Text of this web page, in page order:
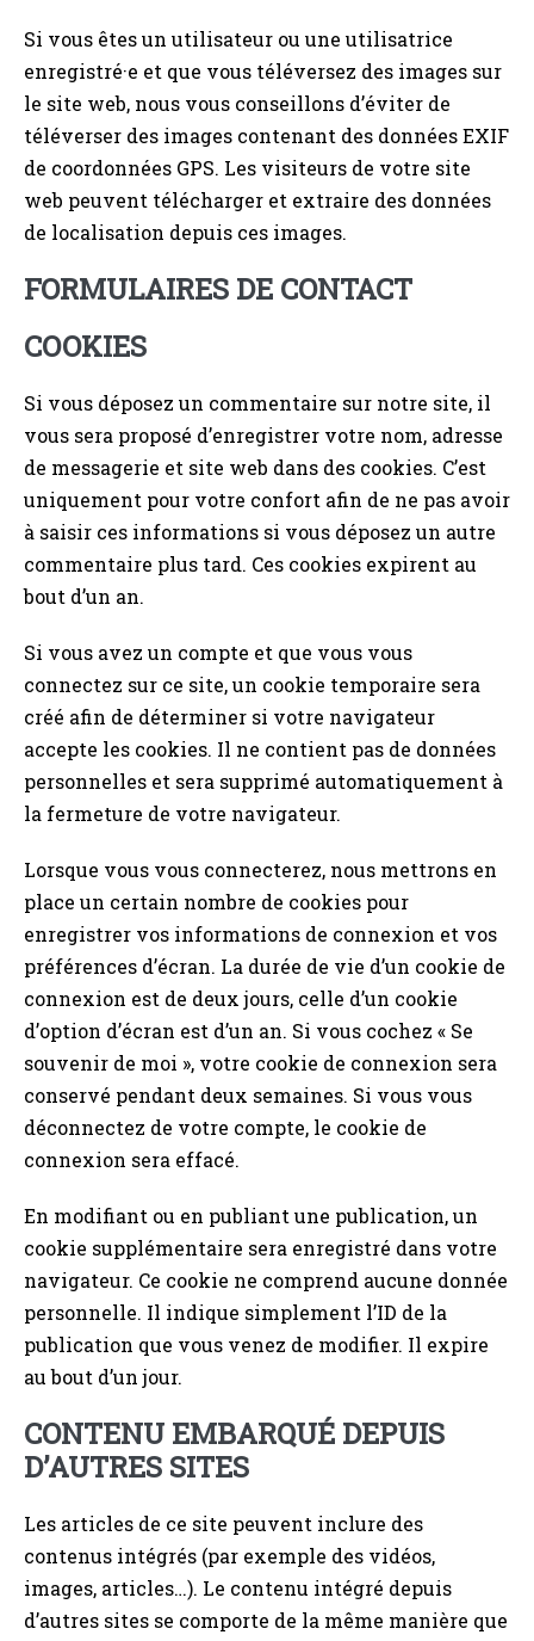
Si vous êtes un utilisateur ou une utilisatrice
enregistré·e et que vous téléversez des images sur
le site web, nous vous conseillons d’éviter de
téléverser des images contenant des données EXIF
de coordonnées GPS. Les visiteurs de votre site
web peuvent télécharger et extraire des données
de localisation depuis ces images.
FORMULAIRES DE CONTACT
COOKIES
Si vous déposez un commentaire sur notre site, il
vous sera proposé d’enregistrer votre nom, adresse
de messagerie et site web dans des cookies. C’est
uniquement pour votre confort afin de ne pas avoir
à saisir ces informations si vous déposez un autre
commentaire plus tard. Ces cookies expirent au
bout d’un an.
Si vous avez un compte et que vous vous
connectez sur ce site, un cookie temporaire sera
créé afin de déterminer si votre navigateur
accepte les cookies. Il ne contient pas de données
personnelles et sera supprimé automatiquement à
la fermeture de votre navigateur.
Lorsque vous vous connecterez, nous mettrons en
place un certain nombre de cookies pour
enregistrer vos informations de connexion et vos
préférences d’écran. La durée de vie d’un cookie de
connexion est de deux jours, celle d’un cookie
d’option d’écran est d’un an. Si vous cochez « Se
souvenir de moi », votre cookie de connexion sera
conservé pendant deux semaines. Si vous vous
déconnectez de votre compte, le cookie de
connexion sera effacé.
En modifiant ou en publiant une publication, un
cookie supplémentaire sera enregistré dans votre
navigateur. Ce cookie ne comprend aucune donnée
personnelle. Il indique simplement l’ID de la
publication que vous venez de modifier. Il expire
au bout d’un jour.
CONTENU EMBARQUÉ DEPUIS
D’AUTRES SITES
Les articles de ce site peuvent inclure des
contenus intégrés (par exemple des vidéos,
images, articles…). Le contenu intégré depuis
d’autres sites se comporte de la même manière que